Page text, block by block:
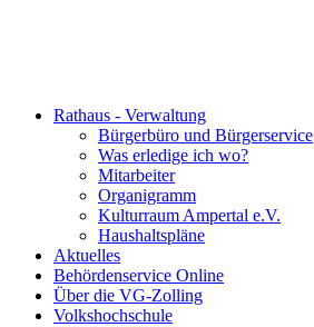
Rathaus - Verwaltung
Bürgerbüro und Bürgerservice
Was erledige ich wo?
Mitarbeiter
Organigramm
Kulturraum Ampertal e.V.
Haushaltspläne
Aktuelles
Behördenservice Online
Über die VG-Zolling
Volkshochschule